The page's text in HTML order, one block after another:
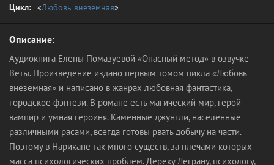
Цикл: «Любовь внеземная»
Описание:
Аудиокнига Елены Помазуевой «Опасный метод» в озвучке
Веты. Произведение издано первым томом цикла «Любовь
внеземная» и написано в жанрах любовная фантастика,
городское фэнтези. В романе есть магический мир, герой-
вампир и умная героиня. Каменные джунгли, населенные
различными расами, всегда готовы рвать добычу на части.
Поэтому в Нарикане так много существ, за плечами которых
масса психологических проблем. Дереку Леграну, психологу,